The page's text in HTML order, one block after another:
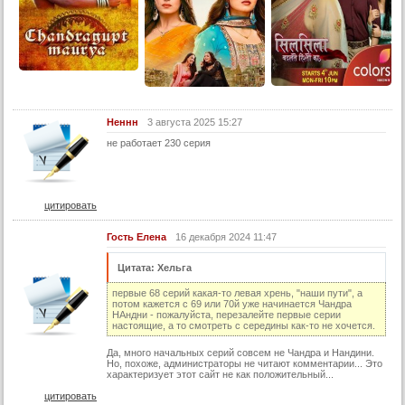
26 серия (суб)
27 серия (суб)
28 серия (суб)
30 серия (суб)
31 серия (суб)
32 серия (суб)
34 серия (суб)
36 серия (суб)
37 серия (суб)
38 серия (суб)
41 серия (суб)
Неннн
3 августа 2025 15:27
не работает 230 серия
цитировать
Гость Елена 16 декабря 2024 11:47
Цитата: Хельга
первые 68 серий какая-то левая хрень, "наши пути", а
потом кажется с 69 или 70й уже начинается Чандра
НАндни - пожалуйста, перезалейте первые серии
настоящие, а то смотреть с середины как-то не хочется.
Да, много начальных серий совсем не Чандра и Нандини.
Но, похоже, администраторы не читают комментарии... Это
характеризует этот сайт не как положительный...
цитировать